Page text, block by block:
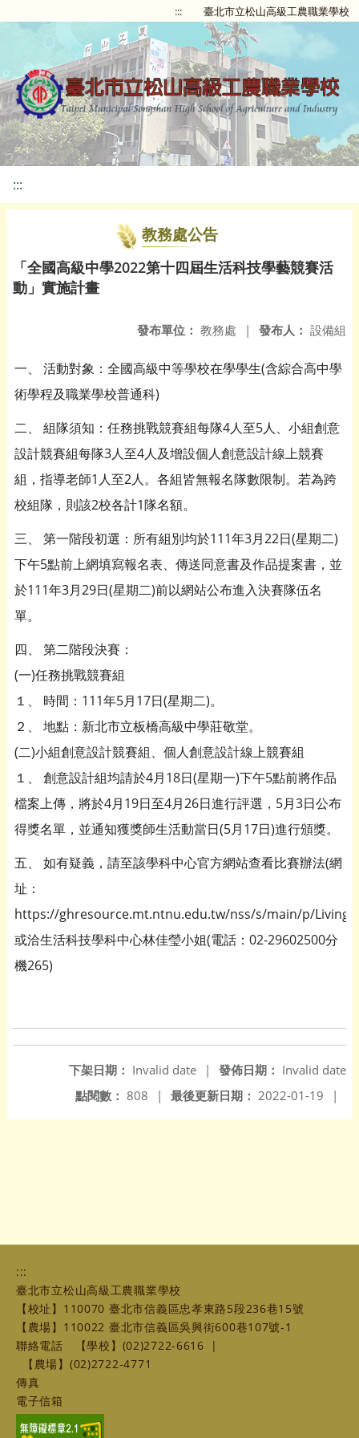
::: 臺北市立松山高級工農職業學校
:::
教務處公告
「全國高級中學2022第十四屆生活科技學藝競賽活
動」實施計畫
發布人： 設備組
發布單位： 教務處 |
一、 活動對象：全國高級中等學校在學學生(含綜合高中學
術學程及職業學校普通科)
二、 組隊須知：任務挑戰競賽組每隊4人至5人、小組創意
設計競賽組每隊3人至4人及增設個人創意設計線上競賽
組，指導老師1人至2人。各組皆無報名隊數限制。若為跨
校組隊，則該2校各計1隊名額。
三、 第一階段初選：所有組別均於111年3月22日(星期二)
下午5點前上網填寫報名表、傳送同意書及作品提案書，並
於111年3月29日(星期二)前以網站公布進入決賽隊伍名
單。
四、 第二階段決賽：
(一)任務挑戰競賽組
１、 時間：111年5月17日(星期二)。
２、 地點：新北市立板橋高級中學莊敬堂。
(二)小組創意設計競賽組、個人創意設計線上競賽組
１、 創意設計組均請於4月18日(星期一)下午5點前將作品
檔案上傳，將於4月19日至4月26日進行評選，5月3日公布
得獎名單，並通知獲獎師生活動當日(5月17日)進行頒獎。
五、 如有疑義，請至該學科中心官方網站查看比賽辦法(網
址：
https://ghresource.mt.ntnu.edu.tw/nss/s/main/p/
或洽生活科技學科中心林佳瑩小姐(電話：02-29602500分
機265)
發佈日期： Invalid date
下架日期： Invalid date
|
最後更新日期： 2022-01-19 |
點閱數： 808 |
:::
臺北市立松山高級工農職業學校
【校址】110070 臺北市信義區忠孝東路5段236巷15號
【農場】110022 臺北市信義區吳興街600巷107號-1
聯絡電話
【學校】(02)2722-6616
|
【農場】(02)2722-4771
傳真
電子信箱